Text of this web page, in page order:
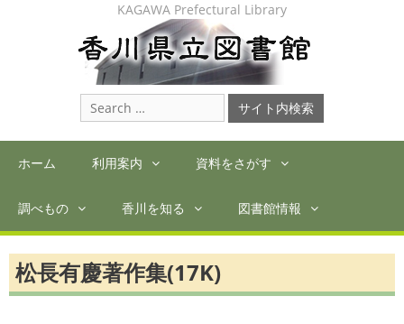
KAGAWA Prefectural Library
Search
for:
ホーム 利用案内 資料をさがす
調べもの 香川を知る 図書館情報
松長有慶著作集(17K)